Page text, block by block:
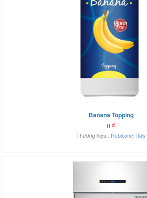
Banana Topping
0 đ
Thương hiệu : Rubicone, Italy